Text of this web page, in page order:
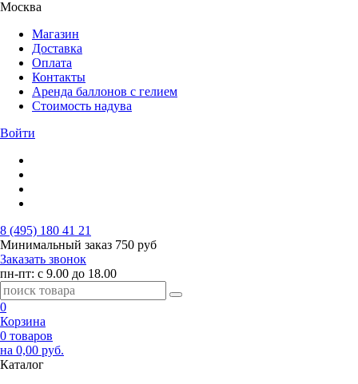
Москва
Магазин
Доставка
Оплата
Контакты
Аренда баллонов с гелием
Стоимость надува
Войти
8 (495) 180 41 21
Минимальный заказ 750 руб
Заказать звонок
пн-пт: с 9.00 до 18.00
0
Корзина
0 товаров
на 0,00 руб.
Каталог